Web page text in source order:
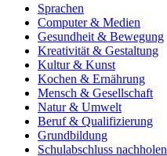
Sprachen
Computer & Medien
Gesundheit & Bewegung
Kreativität & Gestaltung
Kultur & Kunst
Kochen & Ernährung
Mensch & Gesellschaft
Natur & Umwelt
Beruf & Qualifizierung
Grundbildung
Schulabschluss nachholen